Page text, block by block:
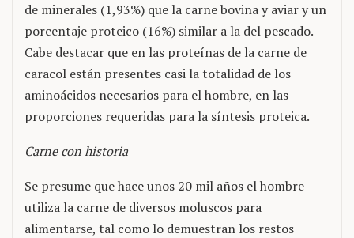
de minerales (1,93%) que la carne bovina y aviar y un
porcentaje proteico (16%) similar a la del pescado.
Cabe destacar que en las proteínas de la carne de
caracol están presentes casi la totalidad de los
aminoácidos necesarios para el hombre, en las
proporciones requeridas para la síntesis proteica.
Carne con historia
Se presume que hace unos 20 mil años el hombre
utiliza la carne de diversos moluscos para
alimentarse, tal como lo demuestran los restos